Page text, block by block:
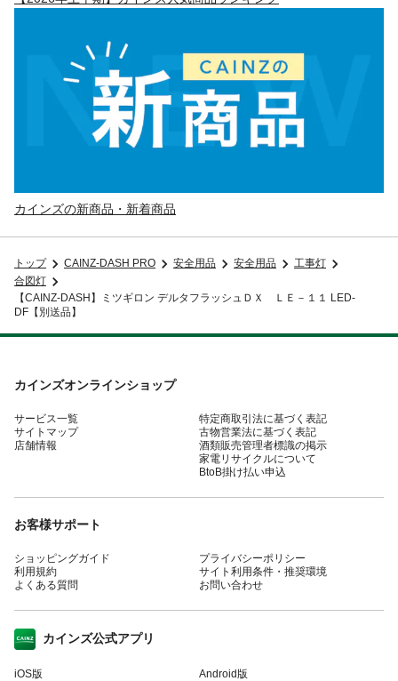
カインズの新商品・新着商品
トップ CAINZ-DASH PRO 安全用品 安全用品
工事灯
合図灯
【CAINZ-DASH】ミツギロン デルタフラッシュＤＸ ＬＥ－１１ LED-
DF【別送品】
カインズオンラインショップ
サービス一覧
サイトマップ
店舗情報
特定商取引法に基づく表記
古物営業法に基づく表記
酒類販売管理者標識の掲示
家電リサイクルについて
BtoB掛け払い申込
お客様サポート
ショッピングガイド
利用規約
よくある質問
プライバシーポリシー
サイト利用条件・推奨環境
お問い合わせ
カインズ公式アプリ
iOS版 Android版